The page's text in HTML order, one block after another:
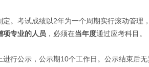
定。考试成绩以2年为一个周期实行滚动管理，
项专业的人员 ，必须在当年度通过应考科目。
公示，公示期10个工作日。公示结束后无